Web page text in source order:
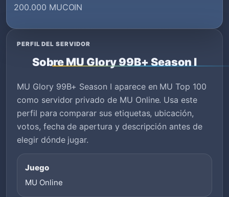
200.000 MUCOIN
PERFIL DEL SERVIDOR
Sobre MU Glory 99B+ Season I
MU Glory 99B+ Season I aparece en MU Top 100
como servidor privado de MU Online. Usa este
perfil para comparar sus etiquetas, ubicación,
votos, fecha de apertura y descripción antes de
elegir dónde jugar.
Juego
MU Online